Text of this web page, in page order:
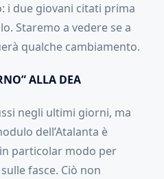
i due giovani citati prima
Staremo a vedere se a
qualche cambiamento.
ALLA DEA
negli ultimi giorni, ma
dell’Atalanta è
particolar modo per
fasce. Ciò non